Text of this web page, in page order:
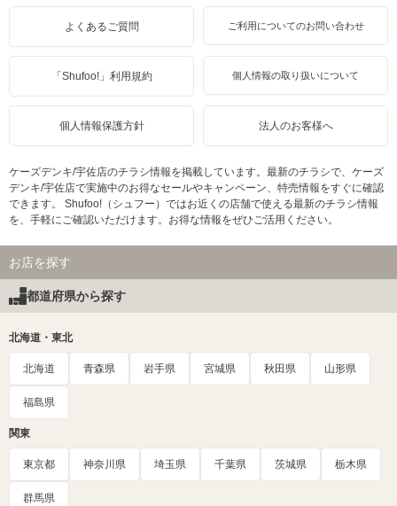
よくあるご質問 ご利用についてのお問い合わせ
「Shufoo!」利用規約 個人情報の取り扱いについて
個人情報保護方針 法人のお客様へ
ケーズデンキ/宇佐店のチラシ情報を掲載しています。最新のチラシで、ケーズ
デンキ/宇佐店で実施中のお得なセールやキャンペーン、特売情報をすぐに確認
できます。 Shufoo!（シュフー）ではお近くの店舗で使える最新のチラシ情報
を、手軽にご確認いただけます。お得な情報をぜひご活用ください。
お店を探す
都道府県から探す
北海道・東北
北海道 青森県 岩手県 宮城県 秋田県 山形県
福島県
関東
東京都 神奈川県 埼玉県 千葉県 茨城県 栃木県
群馬県